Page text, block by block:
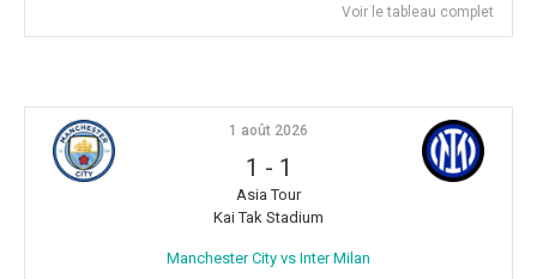
Voir le tableau complet
1 août 2026
1 - 1
Asia Tour
Kai Tak Stadium
Manchester City vs Inter Milan